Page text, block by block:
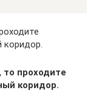
коридор.
проходите
коридор.